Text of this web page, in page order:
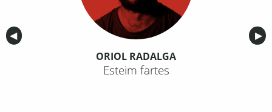
Anterior
◀︎ ▶︎
ORIOL RADALGA
Esteim fartes